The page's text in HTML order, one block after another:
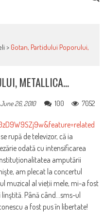
> Gotan, Partidului Poporului,
METALLICA…
June 26, 2010 100 7052
rupă de televizor, că ia
odată cu intensificarea
amputării
am plecat la concertul
muzical al vieţii mele, mi-a fost
Până când…sms-ul
a fost pus în libertate!